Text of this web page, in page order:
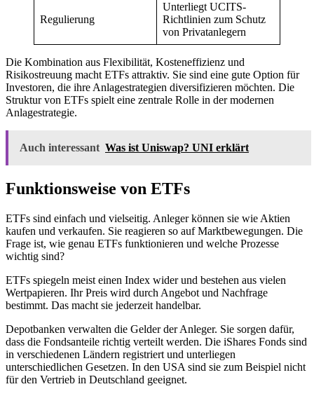
Regulierung
Unterliegt UCITS-
Richtlinien zum Schutz
von Privatanlegern
Die Kombination aus Flexibilität, Kosteneffizienz und
Risikostreuung macht ETFs attraktiv. Sie sind eine gute Option für
Investoren, die ihre Anlagestrategien diversifizieren möchten. Die
Struktur von ETFs spielt eine zentrale Rolle in der modernen
Anlagestrategie.
Auch interessant Was ist Uniswap? UNI erklärt
Funktionsweise von ETFs
ETFs sind einfach und vielseitig. Anleger können sie wie Aktien
kaufen und verkaufen. Sie reagieren so auf Marktbewegungen. Die
Frage ist, wie genau ETFs funktionieren und welche Prozesse
wichtig sind?
ETFs spiegeln meist einen Index wider und bestehen aus vielen
Wertpapieren. Ihr Preis wird durch Angebot und Nachfrage
bestimmt. Das macht sie jederzeit handelbar.
Depotbanken verwalten die Gelder der Anleger. Sie sorgen dafür,
dass die Fondsanteile richtig verteilt werden. Die iShares Fonds sind
in verschiedenen Ländern registriert und unterliegen
unterschiedlichen Gesetzen. In den USA sind sie zum Beispiel nicht
für den Vertrieb in Deutschland geeignet.